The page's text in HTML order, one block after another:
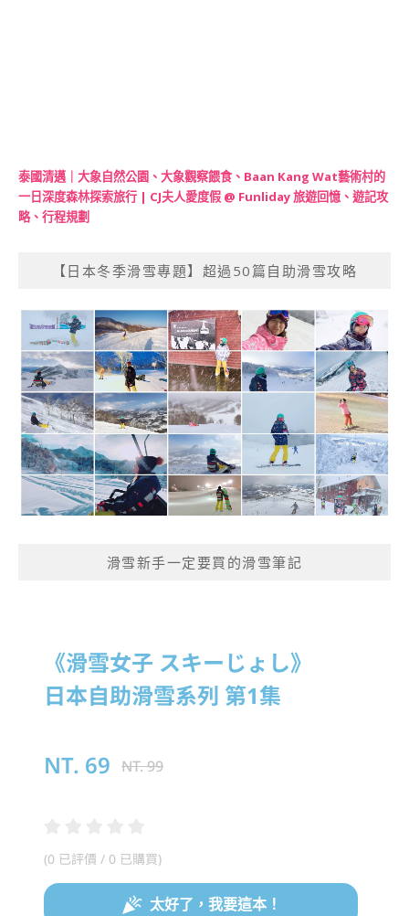
泰國清邁｜大象自然公園、大象觀察餵食、Baan Kang Wat藝術村的
一日深度森林探索旅行 | CJ夫人愛度假 @ Funliday 旅遊回憶、遊記攻
略、行程規劃
【日本冬季滑雪專題】超過50篇自助滑雪攻略
滑雪新手一定要買的滑雪筆記